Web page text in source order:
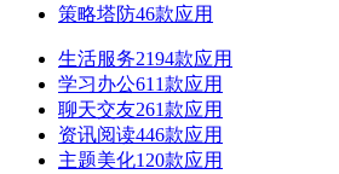
策略塔防46款应用
生活服务2194款应用
学习办公611款应用
聊天交友261款应用
资讯阅读446款应用
主题美化120款应用